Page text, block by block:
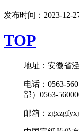
发布时间：2023-12-
TOP
地址：安徽省
电话：0563-
部）0563-
邮箱：